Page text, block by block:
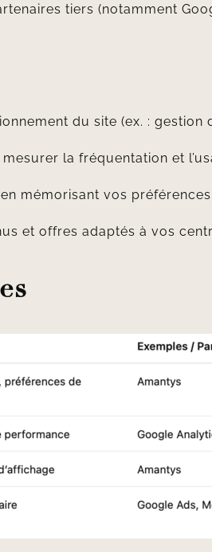
tiers (notamment
du site (ex. : gestion
la fréquentation et
mémorisant vos préférences.
et offres adaptés à vos